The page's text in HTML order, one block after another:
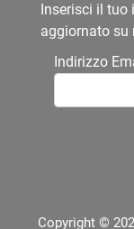
Inserisci il
aggiornato su
Indirizzo
Copyright ©